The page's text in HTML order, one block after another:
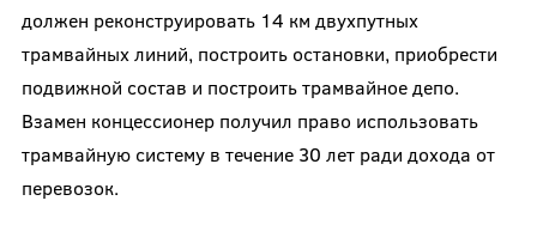
должен реконструировать 14 км двухпутных
трамвайных линий, построить остановки, приобрести
подвижной состав и построить трамвайное депо.
Взамен концессионер получил право использовать
трамвайную систему в течение 30 лет ради дохода от
перевозок.